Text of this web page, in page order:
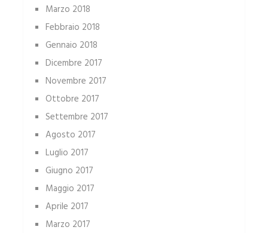
Marzo 2018
Febbraio 2018
Gennaio 2018
Dicembre 2017
Novembre 2017
Ottobre 2017
Settembre 2017
Agosto 2017
Luglio 2017
Giugno 2017
Maggio 2017
Aprile 2017
Marzo 2017